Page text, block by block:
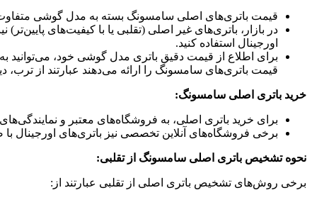
قیمت باتری‌های اصلی سامسونگ بسته به مدل گوشی
در بازار، باتری‌های غیر اصلی (تقلبی یا با کیفیت‌های
اورجینال استفاده کنید.
برای اطلاع از قیمت دقیق باتری مدل گوشی خود،
قیمت باتری‌های سامسونگ را ارائه می‌دهند عبارتند از ترب،
خرید باتری اصلی سامسونگ:
برای خرید باتری اصلی، به فروشگاه‌های معتبر و
برخی فروشگاه‌های آنلاین تخصصی نیز باتری‌های اورجینال با
نحوه تشخیص باتری اصلی سامسونگ از تقلبی:
برخی روش‌های تشخیص باتری اصلی از تقلبی عبارتند از: